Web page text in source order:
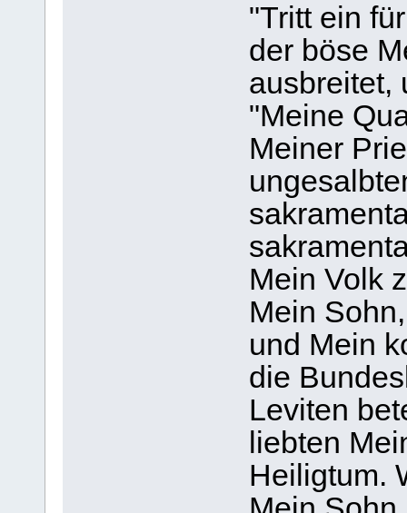
"Tritt ein
der böse
ausbreitet,
"Meine
Meiner
Mein Volk
Mein
und Mein
die
Leviten
liebten
Heiligtum.